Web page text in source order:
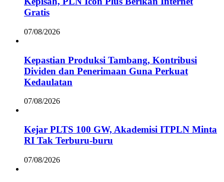
Gratis
07/08/2026
Kepastian Produksi Tambang, Kontribusi
Dividen dan Penerimaan Guna Perkuat
Kedaulatan
07/08/2026
Kejar PLTS 100 GW, Akademisi ITPLN Minta
RI Tak Terburu-buru
07/08/2026